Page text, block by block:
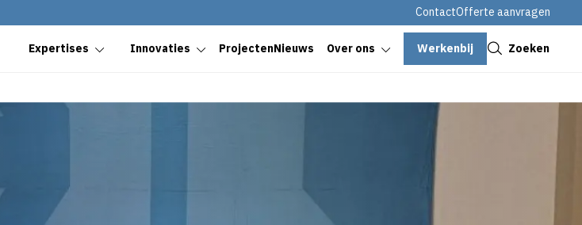
ContactOfferte aanvragen
Expertises Innovaties ProjectenNieuws Over ons Werkenbij Zoeken
Sluiten